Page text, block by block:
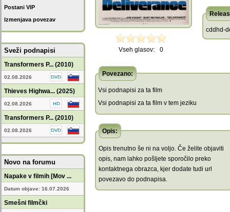
Postani VIP
Izmenjava povezav
Sveži podnapisi
Transformers P... (2010)
02.08.2026
Thieves Highwa... (2025)
02.08.2026
Transformers P... (2010)
02.08.2026
Novo na forumu
Napake v filmih [Mov ...
Datum objave: 16.07.2026
Smešni filmčki
Vseh glasov: 0
cddhd-
Povezano:
Vsi podnapisi za ta film
Vsi podnapisi za ta film v tem jeziku
Opis:
Opis trenutno še ni na voljo. Če želite objaviti
opis, nam lahko pošljete sporočilo preko
kontaktnega obrazca, kjer dodate tudi url
povezavo do podnapisa.